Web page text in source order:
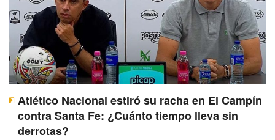
Atlético Nacional estiró su racha en El Campín
contra Santa Fe: ¿Cuánto tiempo lleva sin
derrotas?